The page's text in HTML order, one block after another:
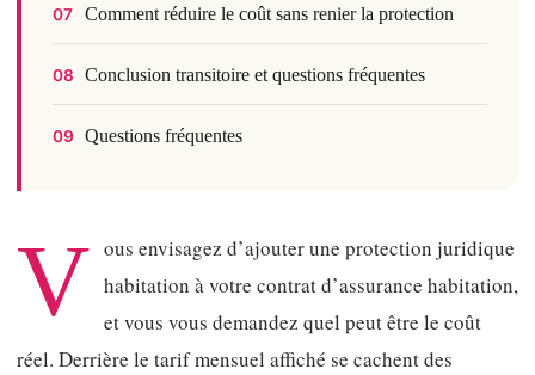
07 Comment réduire le coût sans renier la protection
08 Conclusion transitoire et questions fréquentes
09 Questions fréquentes
V ous envisagez d’ajouter une protection juridique
habitation à votre contrat d’assurance habitation,
et vous vous demandez quel peut être le coût
réel. Derrière le tarif mensuel affiché se cachent des